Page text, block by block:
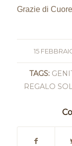
Grazie di
15 /
TAGS:
REGALO